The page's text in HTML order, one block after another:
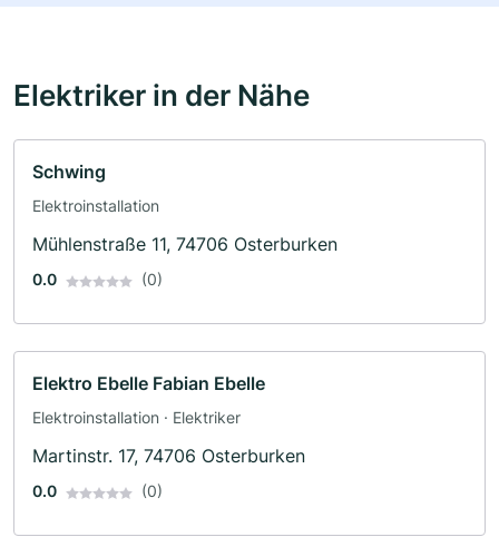
Elektriker in der Nähe
Schwing
Elektroinstallation
Mühlenstraße 11, 74706 Osterburken
0.0 (0)
Elektro Ebelle Fabian Ebelle
Elektroinstallation · Elektriker
Martinstr. 17, 74706 Osterburken
0.0 (0)